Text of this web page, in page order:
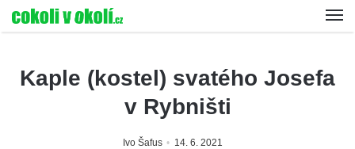
Kaple (kostel) svatého Josefa
v Rybništi
Ivo Šafus 14. 6. 2021